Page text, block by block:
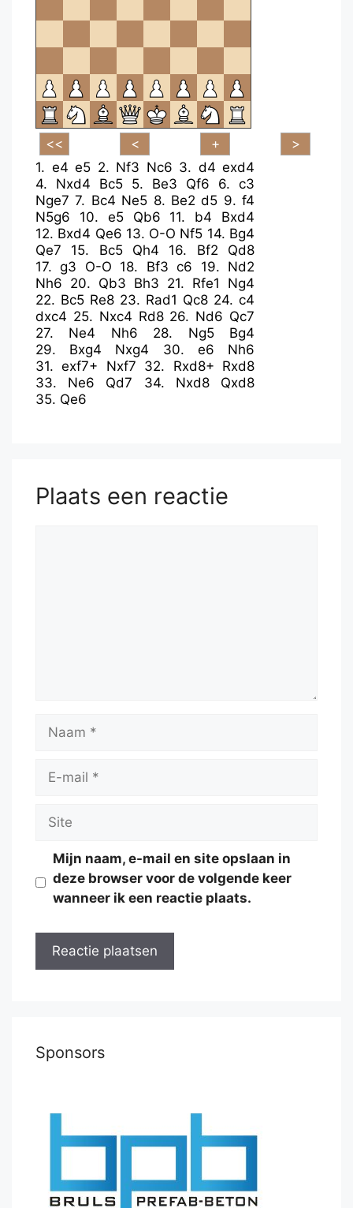
1. e4 e5 2. Nf3 Nc6 3. d4 exd4
4. Nxd4 Bc5 5. Be3 Qf6 6. c3
Nge7 7. Bc4 Ne5 8. Be2 d5 9. f4
N5g6
10. e5 Qb6 11. b4
Bxd4
12. Bxd4 Qe6 13. O-O Nf5 14. Bg4
Qe7
15. Bc5 Qh4 16. Bf2
Qd8
17.g3 O-O 18. Bf3 c6 19. Nd2
Nh6 20. Qb3 Bh3 21. Rfe1
Ng4
22. Bc5 Re8 23. Rad1 Qc8 24. c4
dxc4 25. Nxc4 Rd8 26. Nd6 Qc7
27. Ne4 Nh6 28. Ng5
Bg4
29. Bxg4 Nxg4 30. e6
Nh6
31.exf7+ Nxf7 32. Rxd8+ Rxd8
33. Ne6 Qd7 34. Nxd8
Qxd8
35. Qe6
Plaats een reactie
Naam
Site
Mijn naam, e-mail en site opslaan in
deze browser voor de volgende keer
wanneer ik een reactie plaats.
Sponsors